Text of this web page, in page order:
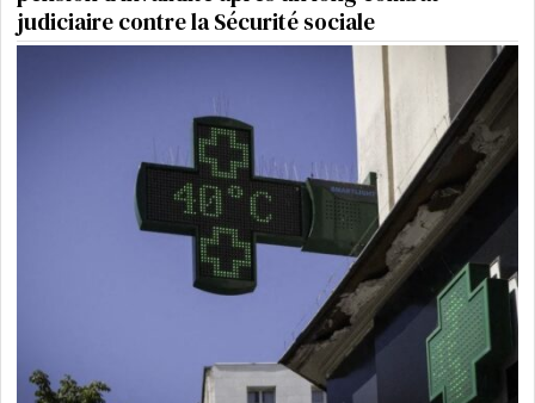
judiciaire contre la Sécurité sociale